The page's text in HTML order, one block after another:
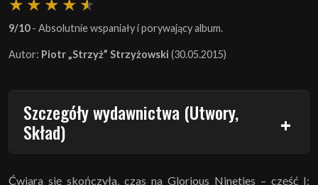
9/10- Absolutnie wspaniały i porywający album.
Autor: Piotr „Strzyż” Strzyżowski (30.05.2015)
Szczegóły wydawnictwa (Utwory,
Skład)
Ćwiara się skończyła, czas na Glorious Nineties – część I: